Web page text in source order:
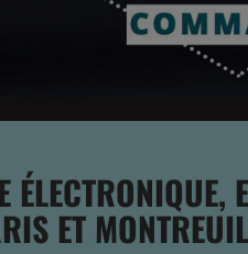
ÉLECTRONIQUE,
ET